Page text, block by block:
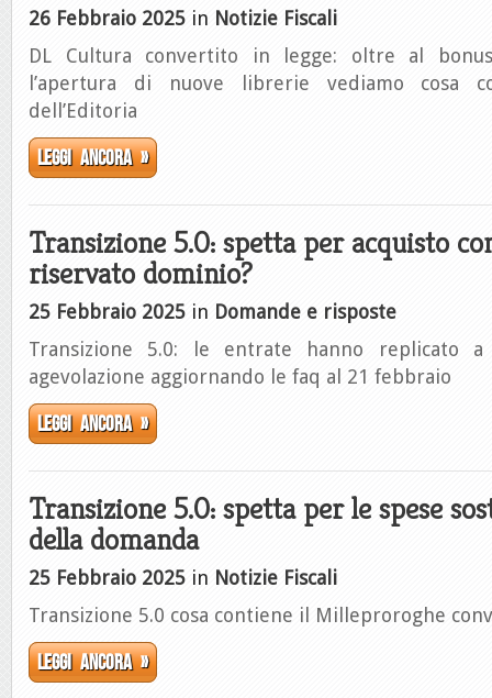
26 Febbraio 2025 in Notizie Fiscali
DL Cultura convertito in legge: oltre al
l’apertura di nuove librerie vediamo cosa
dell’Editoria
Leggi ancora »
Transizione 5.0: spetta per acquisto
riservato dominio?
25 Febbraio 2025 in Domande e risposte
Transizione 5.0: le entrate hanno replicato
agevolazione aggiornando le faq al 21 febbraio
Leggi ancora »
Transizione 5.0: spetta per le spese
della domanda
25 Febbraio 2025 in Notizie Fiscali
Transizione 5.0 cosa contiene il Milleproroghe
Leggi ancora »